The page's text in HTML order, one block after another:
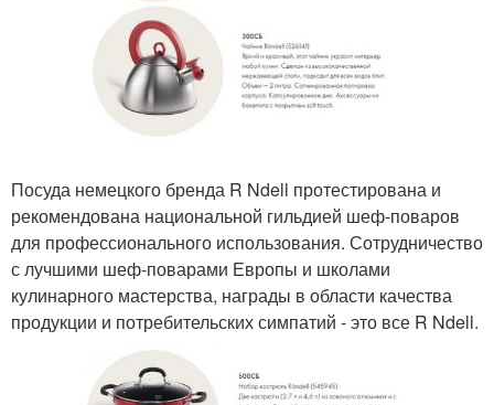
Посуда немецкого бренда R Ndell протестирована и
рекомендована национальной гильдией шеф-поваров
для профессионального использования. Сотрудничество
с лучшими шеф-поварами Европы и школами
кулинарного мастерства, награды в области качества
продукции и потребительских симпатий - это все R Ndell.